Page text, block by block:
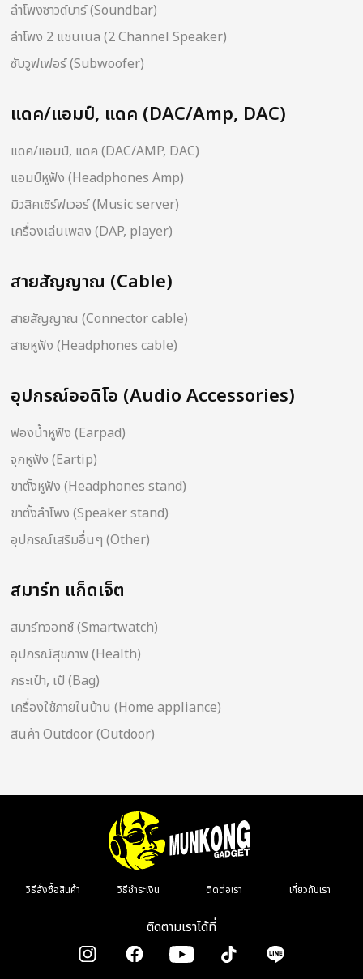
ลำโพงซาวด์บาร์ (Soundbar)
ลำโพง 2 แชนเนล (2 Channel Speaker)
ซับวูฟเฟอร์ (Subwoofer)
แดค/แอมป์, แดค (DAC/Amp, DAC)
แดค/แอมป์, แดค (DAC/AMP, DAC)
แอมป์หูฟัง (Headphones Amp)
มิวสิคเซิร์ฟเวอร์ (Music server)
เครื่องเล่นเพลง (DAP, player)
สายสัญญาณ (Cable)
สายสัญญาณ (Connector cable)
สายหูฟัง (Headphones cable)
อุปกรณ์ออดิโอ (Audio Accessories)
ฟองน้ำหูฟัง (Earpad)
จุกหูฟัง (Eartip)
ขาตั้งหูฟัง (Headphones stand)
ขาตั้งลำโพง (Speaker stand)
อุปกรณ์เสริมอื่นๆ (Other)
สมาร์ท แก็ดเจ็ต
สมาร์ทวอทช์ (Smartwatch)
อุปกรณ์สุขภาพ (Health)
กระเป๋า, เป้ (Bag)
เครื่องใช้ภายในบ้าน (Home appliance)
สินค้า Outdoor (Outdoor)
วิธีสั่งซื้อสินค้า วิธีชำระเงิน ติดต่อเรา เกี่ยวกับเรา
ติดตามเราได้ที่